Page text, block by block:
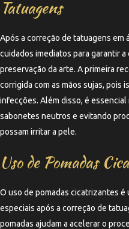
Tatuagens
Após a correção de tatuagens em
cuidados imediatos para garantir a
preservação da arte. A primeira
corrigida com as mãos sujas, pois
infecções. Além disso, é
sabonetes neutros e evitando
possam irritar a pele.
Uso de Pomadas
O uso de pomadas cicatrizantes é
especiais após a correção de
pomadas ajudam a acelerar o